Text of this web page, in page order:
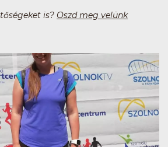
is? Oszd meg velünk